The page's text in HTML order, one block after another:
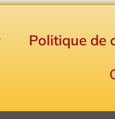
Politique de